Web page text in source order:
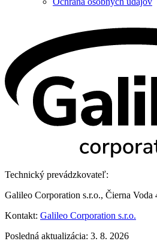
Technický prevádzkovateľ:
Galileo Corporation s.r.o., Čierna Voda
Kontakt: Galileo Corporation s.r.o.
Posledná aktualizácia: 3. 8. 2026